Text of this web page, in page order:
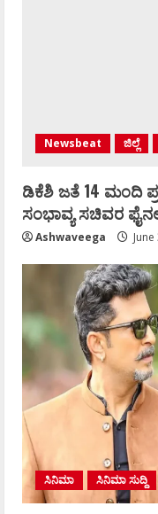
Newsbeat ಜಿಲ್ಲೆ
ಡಿಕೆಶಿ ಜತೆ 14 ಮಂದಿ
ಸಂಭಾವ್ಯ ಸಚಿವರ
Ashwaveega
ಸಿನಿಮಾ ಸಿನಿಮಾ ಸುದ್ದಿ